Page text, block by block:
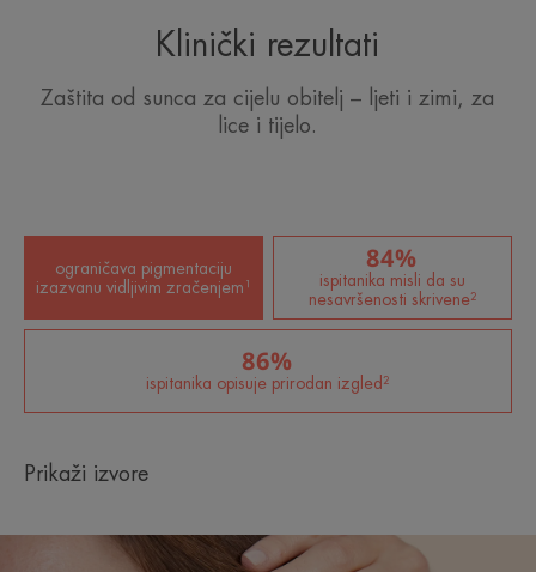
• ANTIOKSIDANS: pomaže u zaštiti stanica od
• BEZ PARFEMA: za veće poštovanje osjetljive ili
bore protiv štetnog djelovanja sunčevih zraka.
• VODOOTPORNO.
• 100% MINERALNO.
TEKSTURA EKOLOŠKI
Fina, svilenkasta tekstura koja se lako nanosi i ima prirodan
Klinički rezultati
Zaštita od sunca za cijelu obitelj – ljeti i zimi, za
lice i tijelo.
ograničava pigmentaciju
izazvanu vidljivim zračenjem¹
84%
ispitanika misli da su
nesavršenosti skrivene²
86%
ispitanika opisuje prirodan izgled²
Prikaži izvore